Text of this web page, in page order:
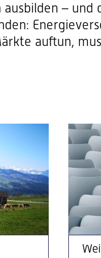
–
auftun,